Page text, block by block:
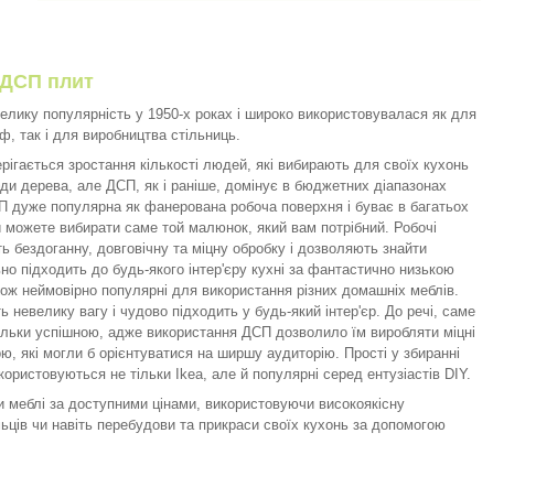
плит
популярність у 1950-х роках і широко використовувалася як для
так і для виробництва стільниць.
зростання кількості людей, які вибирають для своїх кухонь
дерева, але ДСП, як і раніше, домінує в бюджетних діапазонах
дуже популярна як фанерована робоча поверхня і буває в багатьох
вибирати саме той малюнок, який вам потрібний. Робочі
бездоганну, довговічну та міцну обробку і дозволяють знайти
підходить до будь-якого інтер'єру кухні за фантастично низькою
неймовірно популярні для використання різних домашніх меблів.
невелику вагу і чудово підходить у будь-який інтер'єр. До речі, саме
успішною, адже використання ДСП дозволило їм виробляти міцні
які могли б орієнтуватися на ширшу аудиторію. Прості у збиранні
не тільки Ikea, але й популярні серед ентузіастів DIY.
за доступними цінами, використовуючи високоякісну
чи навіть перебудови та прикраси своїх кухонь за допомогою